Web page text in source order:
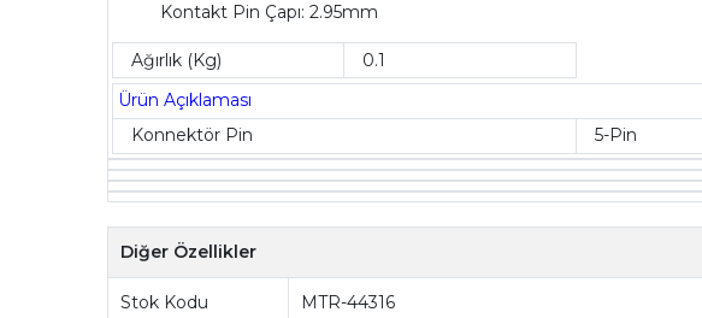
Kontakt Pin Çapı: 2.95mm
Ağırlık (Kg)
0.1
Ürün Açıklaması
Konnektör Pin
5-Pin
Diğer Özellikler
Stok Kodu MTR-44316